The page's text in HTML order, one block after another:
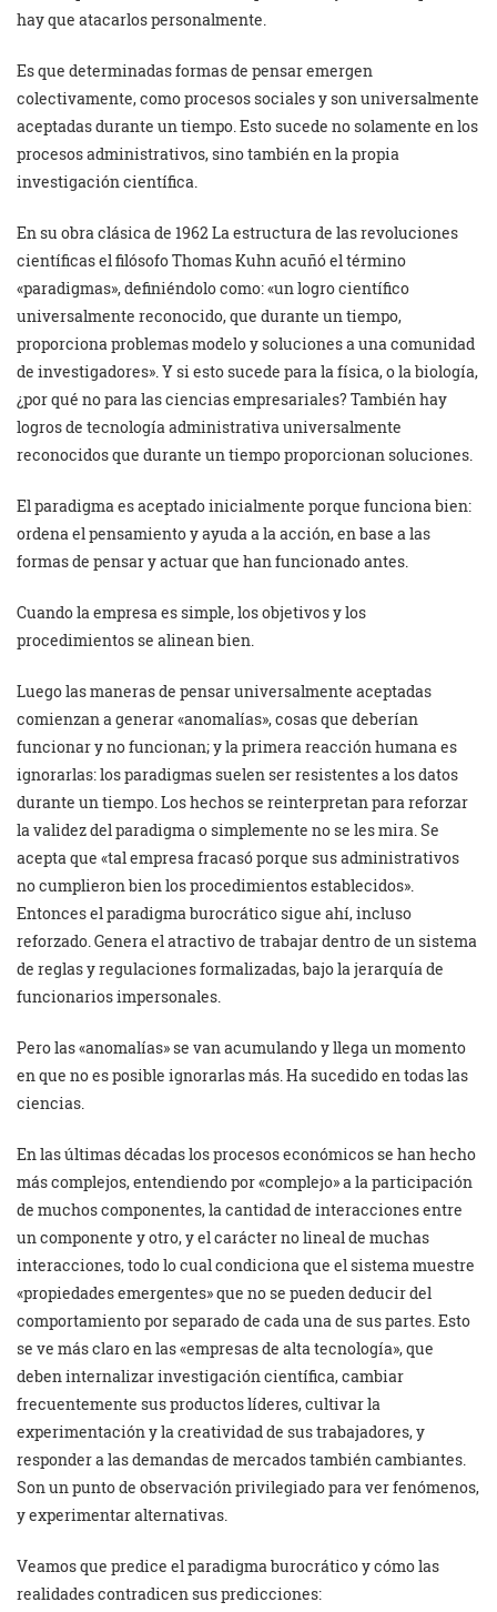
hay que atacarlos personalmente.
Es que determinadas formas de pensar emergen
colectivamente, como procesos sociales y son universalmente
aceptadas durante un tiempo. Esto sucede no solamente en los
procesos administrativos, sino también en la propia
investigación científica.
En su obra clásica de 1962 La estructura de las revoluciones
científicas el filósofo Thomas Kuhn acuñó el término
«paradigmas», definiéndolo como: «un logro científico
universalmente reconocido, que durante un tiempo,
proporciona problemas modelo y soluciones a una comunidad
de investigadores». Y si esto sucede para la física, o la biología,
¿por qué no para las ciencias empresariales? También hay
logros de tecnología administrativa universalmente
reconocidos que durante un tiempo proporcionan soluciones.
El paradigma es aceptado inicialmente porque funciona bien:
ordena el pensamiento y ayuda a la acción, en base a las
formas de pensar y actuar que han funcionado antes.
Cuando la empresa es simple, los objetivos y los
procedimientos se alinean bien.
Luego las maneras de pensar universalmente aceptadas
comienzan a generar «anomalías», cosas que deberían
funcionar y no funcionan; y la primera reacción humana es
ignorarlas: los paradigmas suelen ser resistentes a los datos
durante un tiempo. Los hechos se reinterpretan para reforzar
la validez del paradigma o simplemente no se les mira. Se
acepta que «tal empresa fracasó porque sus administrativos
no cumplieron bien los procedimientos establecidos».
Entonces el paradigma burocrático sigue ahí, incluso
reforzado. Genera el atractivo de trabajar dentro de un sistema
de reglas y regulaciones formalizadas, bajo la jerarquía de
funcionarios impersonales.
Pero las «anomalías» se van acumulando y llega un momento
en que no es posible ignorarlas más. Ha sucedido en todas las
ciencias.
En las últimas décadas los procesos económicos se han hecho
más complejos, entendiendo por «complejo» a la participación
de muchos componentes, la cantidad de interacciones entre
un componente y otro, y el carácter no lineal de muchas
interacciones, todo lo cual condiciona que el sistema muestre
«propiedades emergentes» que no se pueden deducir del
comportamiento por separado de cada una de sus partes. Esto
se ve más claro en las «empresas de alta tecnología», que
deben internalizar investigación científica, cambiar
frecuentemente sus productos líderes, cultivar la
experimentación y la creatividad de sus trabajadores, y
responder a las demandas de mercados también cambiantes.
Son un punto de observación privilegiado para ver fenómenos,
y experimentar alternativas.
Veamos que predice el paradigma burocrático y cómo las
realidades contradicen sus predicciones: